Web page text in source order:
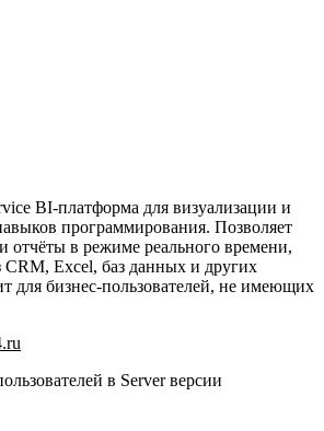
BI-платформа для визуализации и
программирования. Позволяет
отчёты в режиме реального времени,
CRM, Excel, баз данных и других
для бизнес-пользователей, не имеющих
в Server версии